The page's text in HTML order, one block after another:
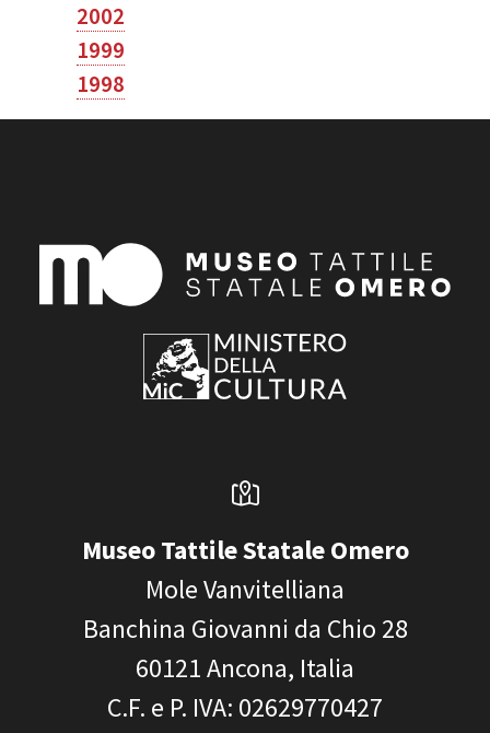
2002
1999
1998
Museo Tattile Statale Omero
Mole Vanvitelliana
Banchina Giovanni da Chio 28
60121Ancona, Italia
C.F. e P. IVA: 02629770427